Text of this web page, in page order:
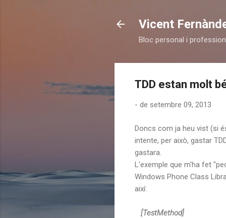
Vicent
Bloc personal i
TDD estan molt
- de setembre 09, 2013
Doncs com ja heu vist (si
intente, per això, gastar
gastara.
L'exemple que m'ha fet
Windows Phone Class
així:
[TestMethod]